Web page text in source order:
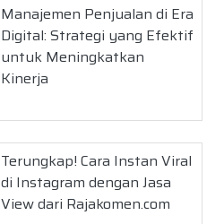
Manajemen Penjualan di Era
Digital: Strategi yang Efektif
untuk Meningkatkan
Kinerja
Terungkap! Cara Instan Viral
di Instagram dengan Jasa
View dari Rajakomen.com